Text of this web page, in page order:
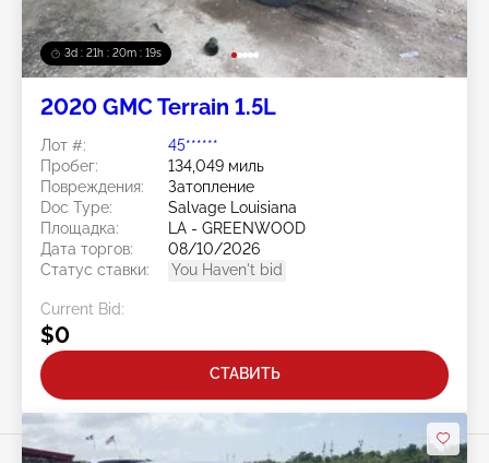
3d : 21h : 20m : 15s
2020 GMC Terrain 1.5L
Лот #:
45******
Пробег:
134,049 миль
Повреждения:
Затопление
Doc Type:
Salvage Louisiana
Площадка:
LA - GREENWOOD
Дата торгов:
08/10/2026
Статус ставки:
You Haven't bid
Current Bid:
$0
СТАВИТЬ